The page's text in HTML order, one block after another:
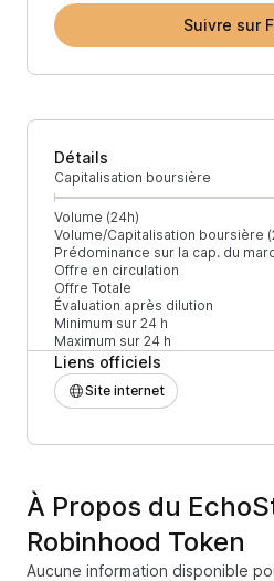
Suivre sur
Détails
Capitalisation boursière
Volume (24h)
Volume/Capitalisation boursière
Prédominance sur la cap. du
Offre en circulation
Offre Totale
Évaluation après dilution
Minimum sur 24 h
Maximum sur 24 h
Liens officiels
Site internet
À Propos du
Robinhood Token
Aucune information disponible